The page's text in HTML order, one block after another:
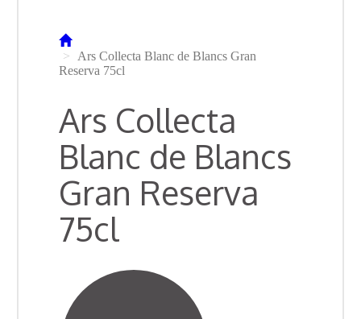
Ars Collecta Blanc de Blancs Gran
Reserva 75cl
Ars Collecta
Blanc de Blancs
Gran Reserva
75cl